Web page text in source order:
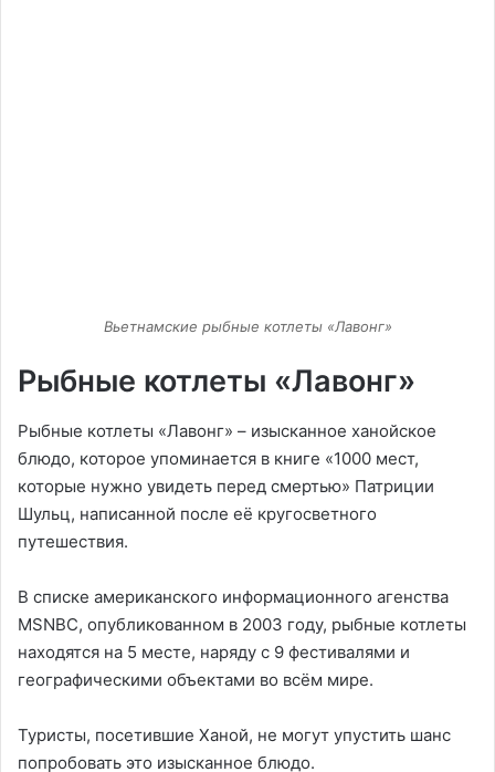
Вьетнамские рыбные котлеты «Лавонг»
Рыбные котлеты «Лавонг»
Рыбные котлеты «Лавонг» – изысканное ханойское
блюдо, которое упоминается в книге «1000 мест,
которые нужно увидеть перед смертью» Патриции
Шульц, написанной после её кругосветного
путешествия.
В списке американского информационного агенства
MSNBC, опубликованном в 2003 году, рыбные котлеты
находятся на 5 месте, наряду с 9 фестивалями и
географическими объектами во всём мире.
Туристы, посетившие Ханой, не могут упустить шанс
попробовать это изысканное блюдо.